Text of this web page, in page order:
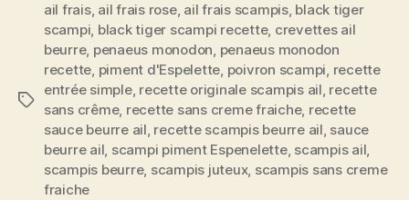
&
à
l’ail
à
ma
façon:
croquant,
juteux
Étiquettes
ail frais, ail frais rose, ail frais scampis, black tiger
scampi, black tiger scampi recette, crevettes ail
beurre, penaeus monodon, penaeus monodon
recette, piment d'Espelette, poivron scampi, recette
entrée simple, recette originale scampis ail, recette
sans crême, recette sans creme fraiche, recette
sauce beurre ail, recette scampis beurre ail, sauce
beurre ail, scampi piment Espenelette, scampis ail,
scampis beurre, scampis juteux, scampis sans creme
fraiche